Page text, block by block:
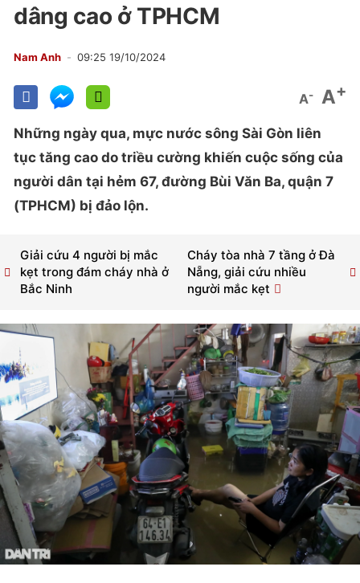
dâng cao ở TPHCM
Nam Anh 09:25 19/10/2024
A- A+
Những ngày qua, mực nước sông Sài Gòn liên
tục tăng cao do triều cường khiến cuộc sống của
người dân tại hẻm 67, đường Bùi Văn Ba, quận 7
(TPHCM) bị đảo lộn.
Cháy tòa nhà 7 tầng ở Đà
Nẵng, giải cứu nhiều
người mắc kẹt
Giải cứu 4 người bị mắc
kẹt trong đám cháy nhà ở
Bắc Ninh